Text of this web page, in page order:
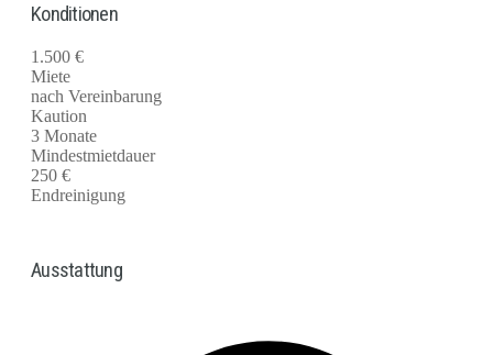
Konditionen
1.500 €
Miete
nach Vereinbarung
Kaution
3 Monate
Mindestmietdauer
250 €
Endreinigung
Ausstattung